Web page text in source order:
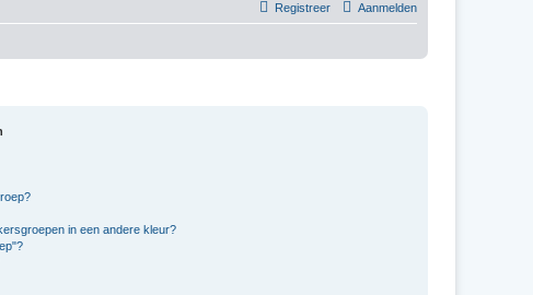
Aanmelden
Registreer
in een andere kleur?